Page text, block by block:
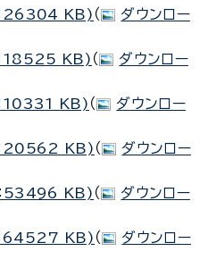
：26304 KB) （
ダウンロー
18525 KB) （
ダウンロー
10331 KB) （
ダウンロー
：20562 KB) （
ダウンロー
：53496 KB) （
ダウンロー
：64527 KB) （
ダウンロー